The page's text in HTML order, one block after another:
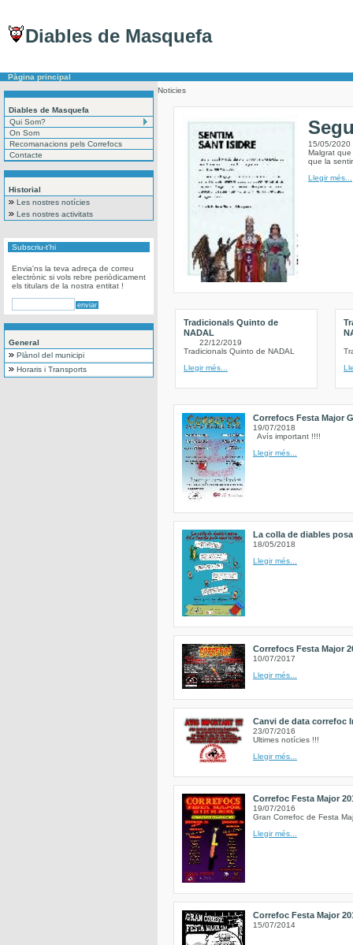
Diables de Masquefa
Pàgina principal
Diables de Masquefa
Qui Som?
On Som
Recomanacions pels Correfocs
Contacte
Historial
Les nostres notícies
Les nostres activitats
Subscriu-t'hi
Envia'ns la teva adreça de correu
electrònic si vols rebre periòdicament
els titulars de la nostra entitat !
General
Plànol del municipi
Horaris i Transports
Noticies
15/05/2020
Malgrat
que la
Llegir més...
Tradicionals Quinto de
NADAL
22/12/2019
Tradicionals Quinto de NADAL
Llegir més...
Correfocs Festa Major
19/07/2018
Avís important !!!!
Llegir més...
La colla de diables
18/05/2018
Llegir més...
Correfocs Festa Major
10/07/2017
Llegir més...
Canvi de data correfoc
23/07/2016
Ultimes notícies !!!
Llegir més...
Correfoc Festa Major
19/07/2016
Gran Correfoc de Festa
Llegir més...
Correfoc Festa Major
15/07/2014